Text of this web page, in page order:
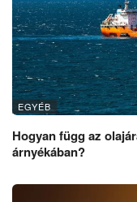
EGYÉB
Hogyan függ az
árnyékában?